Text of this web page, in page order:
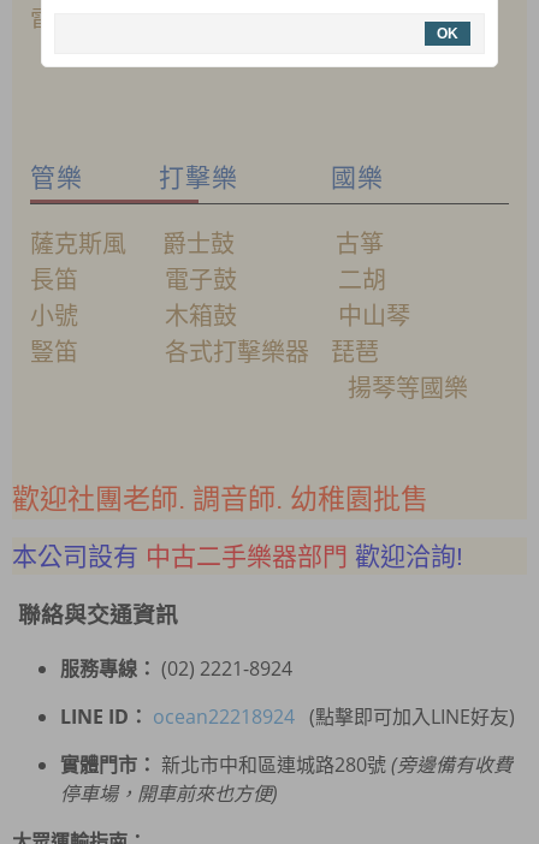
電子琴
管樂 打擊樂 國樂
薩克斯風 爵士鼓 古箏
長笛 電子鼓 二胡
小號 木箱鼓 中山琴
豎笛 各式打擊樂器 琵琶
揚琴等國樂
歡迎社團老師. 調音師. 幼稚園批售
本公司設有 中古二手樂器部門 歡迎洽詢!
聯絡與交通資訊
服務專線： (02) 2221-8924
LINE ID： ocean22218924 (點擊即可加入LINE好友)
實體門市： 新北市中和區連城路280號(旁邊備有收費
停車場，開車前來也方便)
OK